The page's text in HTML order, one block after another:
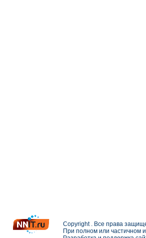
Copyright . Все права
При полном или частичном